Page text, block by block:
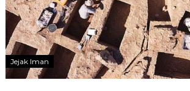
Jejak Iman